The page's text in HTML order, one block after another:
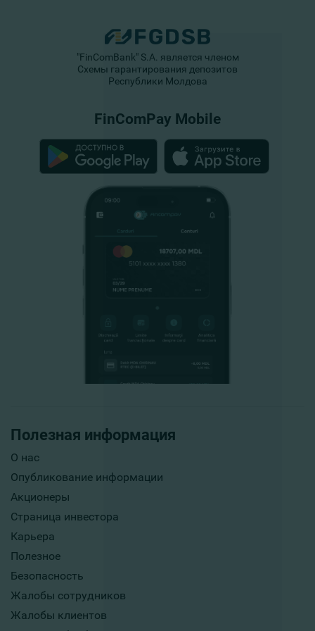
Полезная информация
О нас
Опубликование информации
Акционеры
Страница инвестора
Карьера
Полезное
Безопасность
Жалобы сотрудников
Жалобы клиентов
"FinComBank" S.A. является членом
Схемы гарантирования депозитов
Республики Молдова
FinComPay Mobile